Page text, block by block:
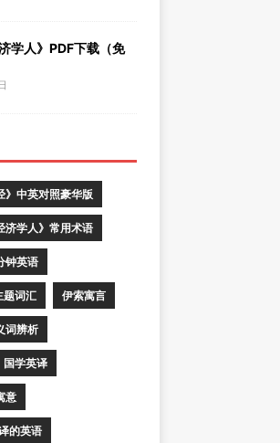
学人》PDF下载（免
》中英对照豪华版
济学人》常用术语
钟英语
题词汇 伊索寓言
词辨析
国学英译
意
的英语